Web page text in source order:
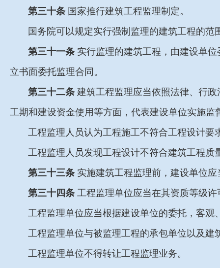
第三十条 国家推行建筑工程监理制定。
国务院可以规定实行强制监理的建筑工程的范
第三十一条 实行监理的建筑工程，由建设单
立书面委托监理合同。
第三十二条 建筑工程监理应当依照法律、行
工期和建设资金使用等方面，代表建设单位实施监
工程监理人员认为工程施工不符合工程设计
工程监理人员发现工程设计不符合建筑工程
第三十三条 实施建筑工程监理前，建设单位
第三十四条 工程监理单位应当在其资质等级
工程监理单位应当根据建设单位的委托，客观
工程监理单位与被监理工程的承包单位以及
工程监理单位不得转让工程监理业务。